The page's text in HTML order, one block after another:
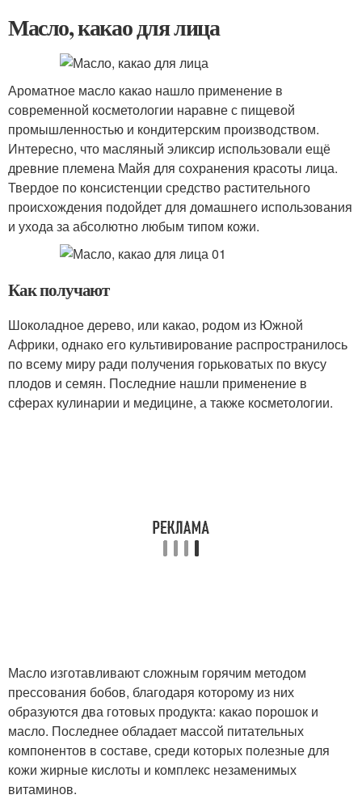
Масло, какао для лица
Ароматное масло какао нашло применение в
современной косметологии наравне с пищевой
промышленностью и кондитерским производством.
Интересно, что масляный эликсир использовали ещё
древние племена Майя для сохранения красоты лица.
Твердое по консистенции средство растительного
происхождения подойдет для домашнего использования
и ухода за абсолютно любым типом кожи.
Как получают
Шоколадное дерево, или какао, родом из Южной
Африки, однако его культивирование распространилось
по всему миру ради получения горьковатых по вкусу
плодов и семян. Последние нашли применение в
сферах кулинарии и медицине, а также косметологии.
Масло изготавливают сложным горячим методом
прессования бобов, благодаря которому из них
образуются два готовых продукта: какао порошок и
масло. Последнее обладает массой питательных
компонентов в составе, среди которых полезные для
кожи жирные кислоты и комплекс незаменимых
витаминов.